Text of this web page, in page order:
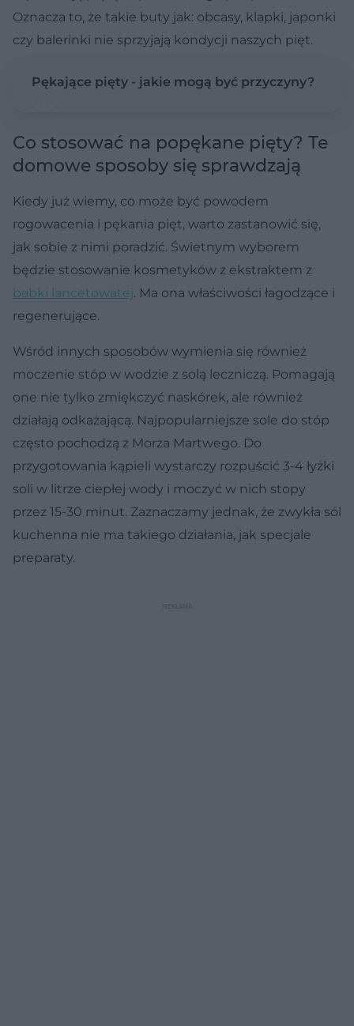
Oznacza to, że takie buty jak: obcasy, klapki, japonki
czy balerinki nie sprzyjają kondycji naszych pięt.
Pękające pięty - jakie mogą być przyczyny?
Co stosować na popękane pięty? Te
domowe sposoby się sprawdzają
Kiedy już wiemy, co może być powodem
rogowacenia i pękania pięt, warto zastanowić się,
jak sobie z nimi poradzić. Świetnym wyborem
będzie stosowanie kosmetyków z ekstraktem z
babki lancetowatej. Ma ona właściwości łagodzące i
regenerujące.
Wśród innych sposobów wymienia się również
moczenie stóp w wodzie z solą leczniczą. Pomagają
one nie tylko zmiękczyć naskórek, ale również
działają odkażającą. Najpopularniejsze sole do stóp
często pochodzą z Morza Martwego. Do
przygotowania kąpieli wystarczy rozpuścić 3-4 łyżki
soli w litrze ciepłej wody i moczyć w nich stopy
przez 15-30 minut. Zaznaczamy jednak, że zwykła sól
kuchenna nie ma takiego działania, jak specjale
preparaty.